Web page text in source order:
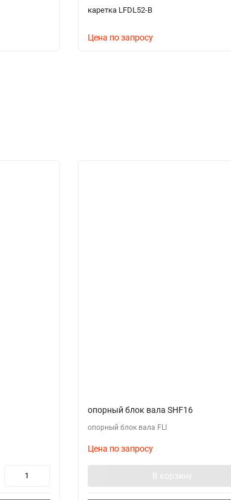
каретка LFDL52-B
Цена по запросу
опорный блок вала SHF16
опорный блок вала FLI
Цена по запросу
В корзину